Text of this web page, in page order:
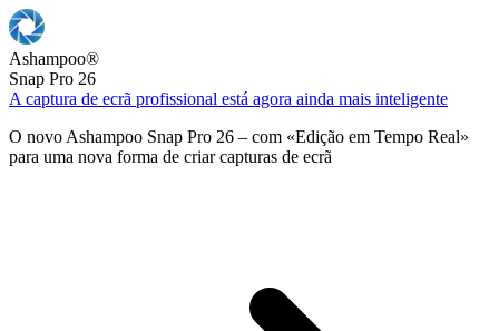
Ashampoo®
Snap Pro 26
A captura de ecrã profissional está agora ainda mais inteligente
O novo Ashampoo Snap Pro 26 – com «Edição em Tempo Real»
para uma nova forma de criar capturas de ecrã